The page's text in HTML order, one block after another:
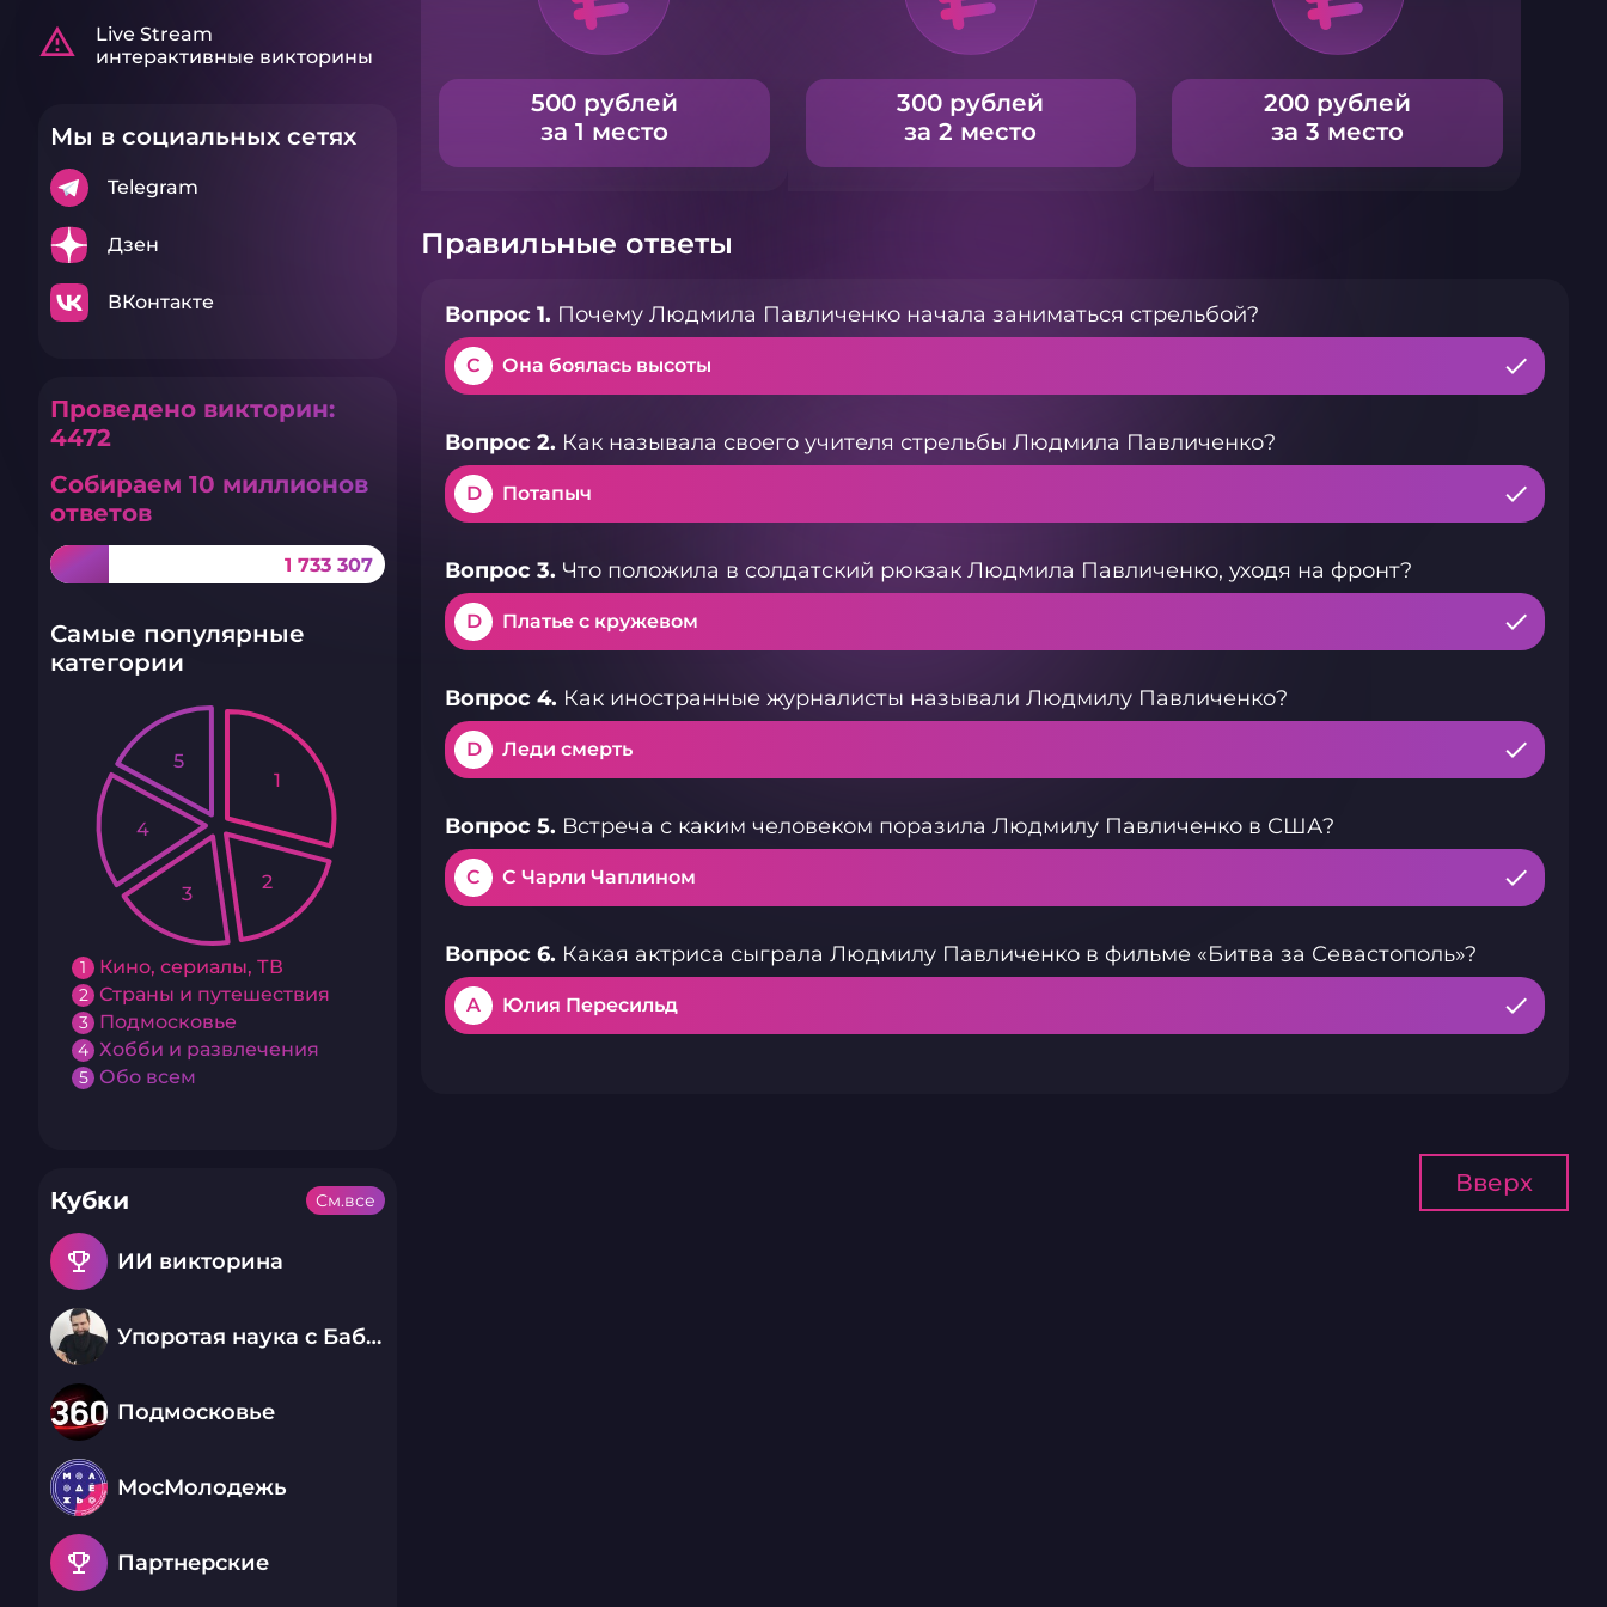
warning_amber
Live Stream
интерактивные викторины
Мы в социальных сетях
Telegram
Дзен
ВКонтакте
Проведено викторин:
4472
Собираем 10 миллионов
ответов
1 733 307
Самые популярные
категории
1 Кино, сериалы, ТВ
2 Страны и путешествия
3 Подмосковье
4 Хобби и развлечения
5 Обо всем
1
2
3
4
5
Кубки
emoji_events ИИ викторина
Упоротая наука с Бабаем Лютым
Подмосковье
МосМолодежь
emoji_events Партнерские
См.все
500 рублей
за 1 место
300 рублей
за 2 место
200 рублей
за 3 место
Правильные ответы
Вопрос 1. Почему Людмила Павличенко начала заниматься стрельбой?
C Она боялась высоты
Вопрос 2. Как называла своего учителя стрельбы Людмила Павличенко?
D Потапыч
Вопрос 3. Что положила в солдатский рюкзак Людмила Павличенко, уходя на фронт?
D Платье с кружевом
Вопрос 4. Как иностранные журналисты называли Людмилу Павличенко?
D Леди смерть
Вопрос 5. Встреча с каким человеком поразила Людмилу Павличенко в США?
C С Чарли Чаплином
Вопрос 6. Какая актриса сыграла Людмилу Павличенко в фильме «Битва за Севастополь»?
A Юлия Пересильд
Вверх